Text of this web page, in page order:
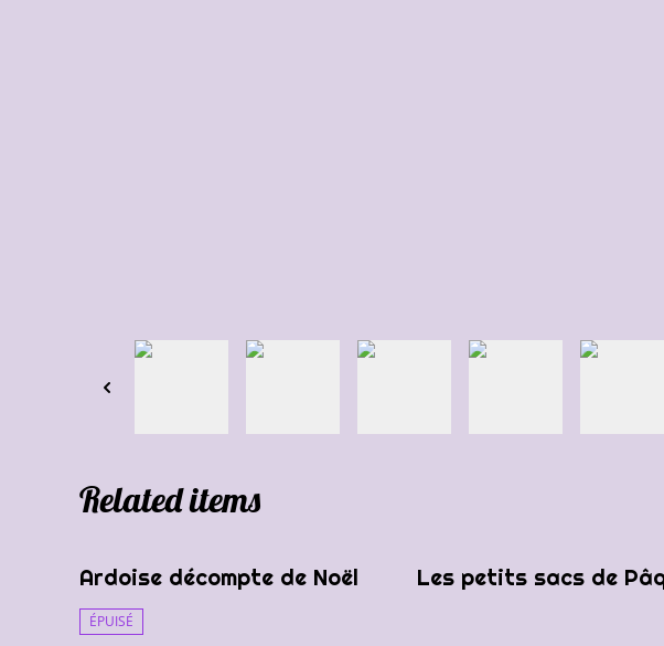
Related items
%
Ardoise décompte de Noël
ÉPUISÉ
Les petits sacs de